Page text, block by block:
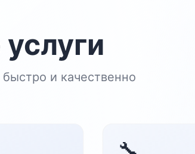
и качественно